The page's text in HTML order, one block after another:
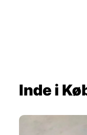
Inde i